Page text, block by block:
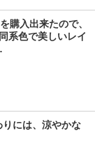
購入出来たので、
系色で美しいレイ
には、涼やかな